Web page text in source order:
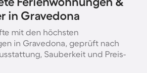
in Gravedona
mit den höchsten
in Gravedona, geprüft nach
Sauberkeit und Preis-